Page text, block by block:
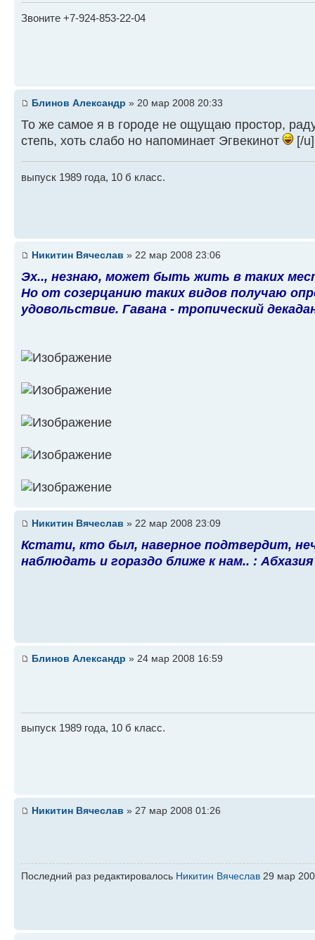
Звоните +7-924-853-22-04
Блинов Александр » 20 мар 2008 20:33
То же самое я в городе не ощущаю простор,
степь, хоть слабо но напоминает Эгвекинот
[/u]
выпуск 1989 года, 10 б класс.
Никитин Вячеслав » 22 мар 2008 23:06
Эх.., незнаю, может быть жить в таких
Но от созерцанию таких видов получаю
удовольствие. Гавана - тропический
Никитин Вячеслав » 22 мар 2008 23:09
Кстати, кто был, наверное подтвердит,
наблюдать и гораздо ближе к нам.. :
Блинов Александр » 24 мар 2008 16:59
выпуск 1989 года, 10 б класс.
Никитин Вячеслав » 27 мар 2008 01:26
Последний раз редактировалось Никитин Вячеслав 29 мар